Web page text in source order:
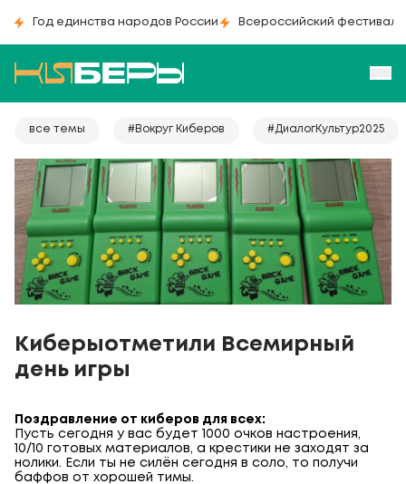
Год единства народов России Всероссийский фестиваль
все темы #Вокруг Киберов #ДиалогКультур2025
Киберыотметили Вceмиpный
дeнь игpы
Поздравление от киберов для всех:
Пусть сегодня у вас будет 1000 очков настроения,
10/10 готовых материалов, а крестики не заходят за
нолики. Если ты не силён сегодня в соло, то получи
баффов от хорошей тимы.